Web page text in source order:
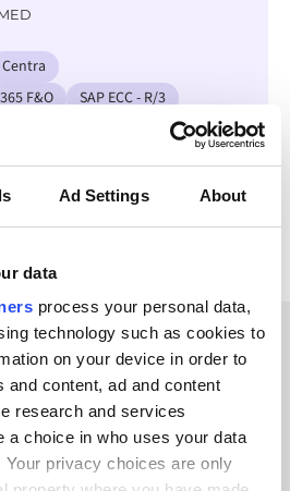
Ad Settings About
data
process your personal data,
technology such as cookies to
on your device in order to
and content, ad and content
research and services
a choice in who uses your data
privacy choices are only
Centra
F&O
SAP ECC - R/3
clients trust
us